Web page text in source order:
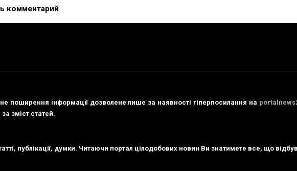
позувала у топі серед свиней і корів « Портал цілодобових
комментарий
поширення iнформацiї дозволене лише за наявності гіперпосилання на
зміст статей.
публікації, думки. Читаючи портал цілодобових новин Ви знатимете все, що